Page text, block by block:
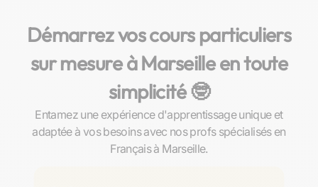
Démarrez vos cours particuliers
sur mesure à Marseille en toute
simplicité 🤓​
Entamez une expérience d'apprentissage unique et
adaptée à vos besoins avec nos profs spécialisés en
Français à Marseille.